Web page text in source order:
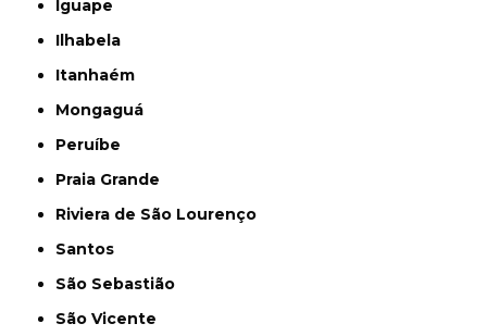
Iguape
Ilhabela
Itanhaém
Mongaguá
Peruíbe
Praia Grande
Riviera de São Lourenço
Santos
São Sebastião
São Vicente